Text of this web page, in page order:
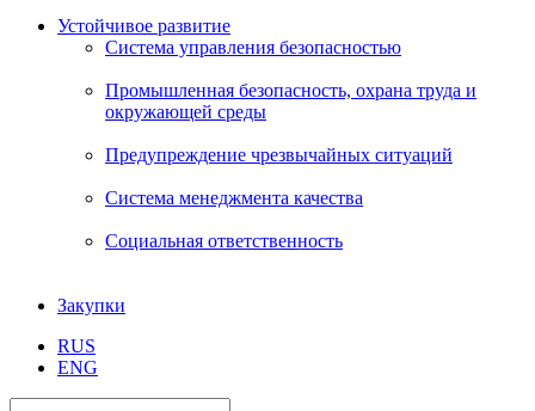
Устойчивое развитие
Система управления безопасностью
Промышленная безопасность, охрана труда и
окружающей среды
Предупреждение чрезвычайных ситуаций
Система менеджмента качества
Социальная ответственность
Закупки
RUS
ENG